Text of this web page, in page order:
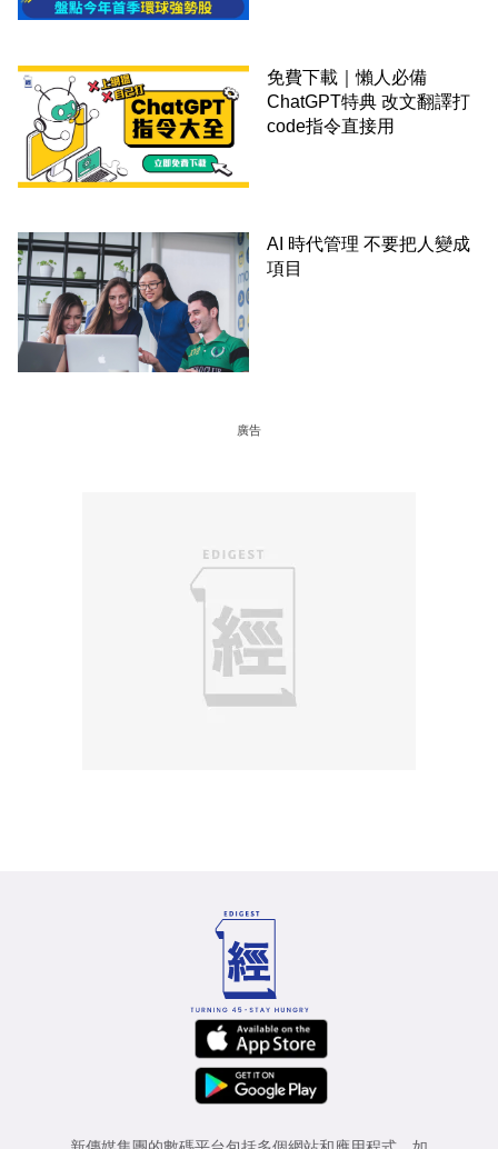
免費下載｜懶人必備
ChatGPT特典 改文翻譯打
code指令直接用
AI 時代管理 不要把人變成
項目
廣告